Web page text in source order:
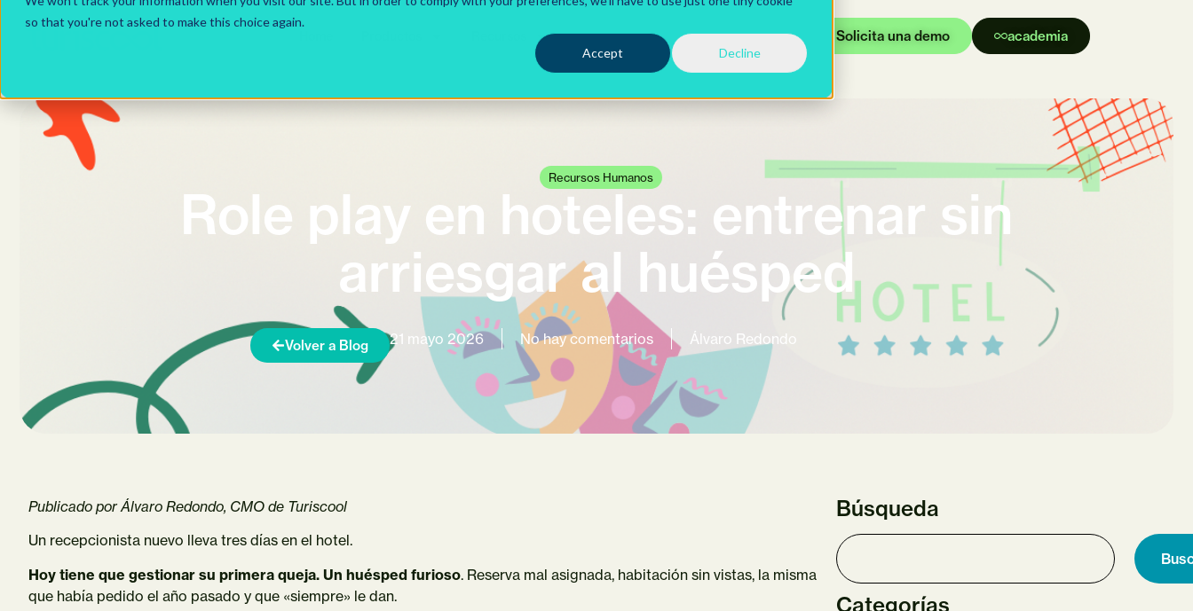
so that you're not asked to make this choice again.
Accept Decline
Solicita una demo academia
Recursos Humanos
Role play en hoteles: entrenar sin
arriesgar al huésped
Volver a Blog 21 mayo 2026 No hay comentarios Álvaro Redondo
Publicado por Álvaro Redondo, CMO de Turiscool
Un recepcionista nuevo lleva tres días en el hotel.
Hoy tiene que gestionar su primera queja. Un huésped furioso. Reserva mal asignada, habitación sin vistas, la misma
que había pedido el año pasado y que «siempre» le dan.
Búsqueda
Categorías